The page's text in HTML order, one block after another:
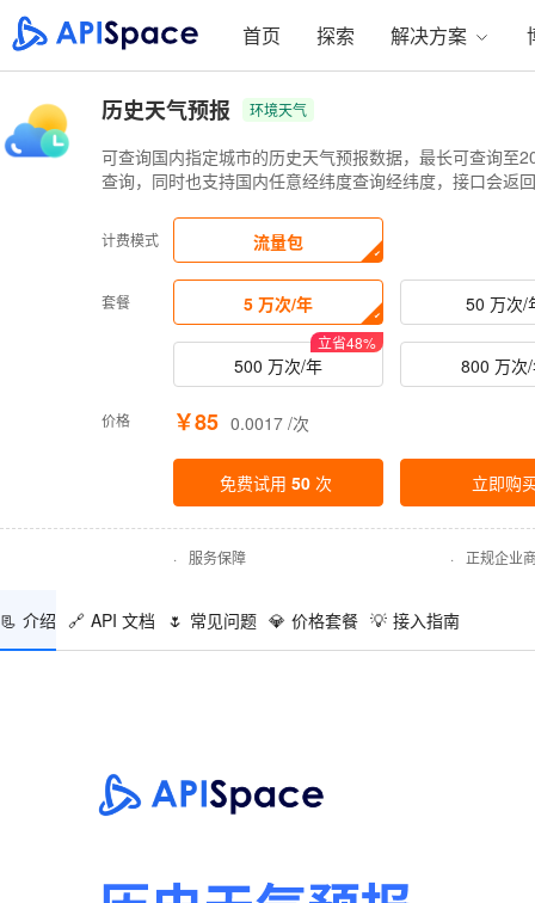
首页 探索 解决方案
历史天气预报 环境天气
可查询国内指定城市的历史天气预报数据，最长可查询至
查询，同时也支持国内任意经纬度查询经纬度，接口会返
计费模式 流量包
套餐 5 万次/年 50 万次/
500 万次/年
立省48%
800 万次
价格 ￥85 0.0017 /次
免费试用 50 次 立即购
· 服务保障 · 正规企业
📃 介绍 🔗 API 文档 🌷 常见问题 💎 价格套餐 💡 接入指南